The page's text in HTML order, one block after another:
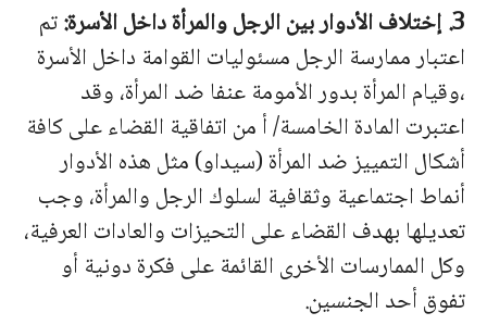
3. إختلاف الأدوار بين الرجل والمرأة داخل الأسرة:
تم
اعتبار ممارسة الرجل مسئوليات القوامة داخل الأسرة
،وقيام المرأة بدور الأمومة عنفا ضد المرأة، وقد
اعتبرت المادة الخامسة/ أ من اتفاقية القضاء على كافة
أشكال التمييز ضد المرأة (سيداو) مثل هذه الأدوار
أنماط اجتماعية وثقافية لسلوك الرجل والمرأة، وجب
تعديلها بهدف القضاء على التحيزات والعادات العرفية،
وكل الممارسات الأخرى القائمة على فكرة دونية أو
تفوق أحد الجنسين.